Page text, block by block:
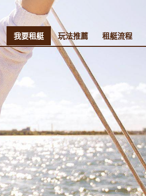
我要租艇 玩法推薦 租艇流程